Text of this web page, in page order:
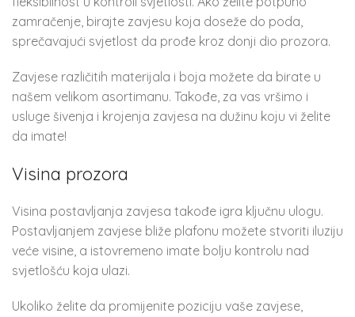
zamračenje, birajte zavjesu koja doseže do poda,
sprečavajući svjetlost da prođe kroz donji dio prozora.
Zavjese različitih materijala i boja možete da birate u
našem velikom asortimanu. Takođe, za vas vršimo i
usluge šivenja i krojenja zavjesa na dužinu koju vi želite
da imate!
Visina prozora
Visina postavljanja zavjesa takođe igra ključnu ulogu.
Postavljanjem zavjese bliže plafonu možete stvoriti iluziju
veće visine, a istovremeno imate bolju kontrolu nad
svjetlošću koja ulazi.
Ukoliko želite da promijenite poziciju vaše zavjese,